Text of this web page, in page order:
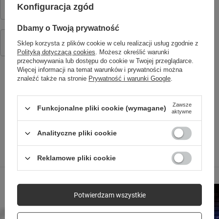
49,90 zł / szt.
Kabel ładujący do IGO 2 JW-150
49,90 zł / szt.
SPRAWDŹ TAKŻE
Poprzedni z tej kategorii Następny z tej kategorii
Konfiguracja zgód
Dbamy o Twoją prywatność
Sklep korzysta z plików cookie w celu realizacji usług zgodnie z
Polityką dotyczącą cookies. Możesz określić warunki
przechowywania lub dostępu do cookie w Twojej przeglądarce.
Więcej informacji na temat warunków i prywatności można
znaleźć także na stronie Prywatność i warunki Google.
Funkcjonalne pliki cookie (wymagane)
Zawsze
aktywne
Analityczne pliki cookie
Reklamowe pliki cookie
Potwierdzam wszystkie